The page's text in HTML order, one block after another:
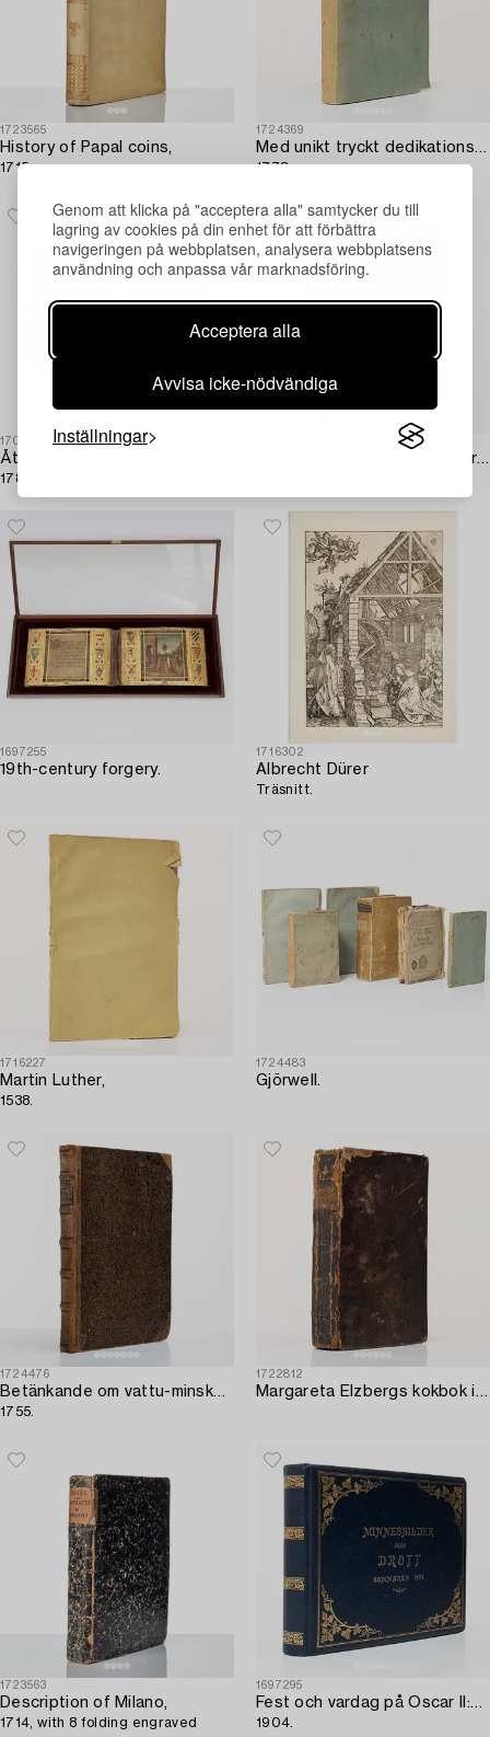
Genom att klicka på "acceptera alla" samtycker du till
lagring av cookies på din enhet för att förbättra
navigeringen på webbplatsen, analysera webbplatsens
användning och anpassa vår marknadsföring.
Acceptera alla
Avvisa icke-nödvändiga
Inställningar
1723565
History of Papal coins,
1715.
1724369
Med unikt tryckt dedikationsblad,
1773.
1700867
1780-1897.
Med 54 graverade planscher över ”wåningshus av sten och träd”,
1697255
19th-century forgery.
1716302
Albrecht Dürer
Träsnitt.
1716227
Martin Luther,
1538.
1724483
Gjörwell.
1724476
Betänkande om vattu-minskningen,
1755.
1722812
Margareta Elzbergs kokbok i första upplagan.
1723563
Description of Milano,
1714, with 8 folding engraved
1697295
Fest och vardag på Oscar II:s Drott,
1904.